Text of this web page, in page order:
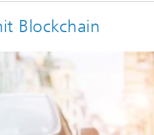
Blockchain